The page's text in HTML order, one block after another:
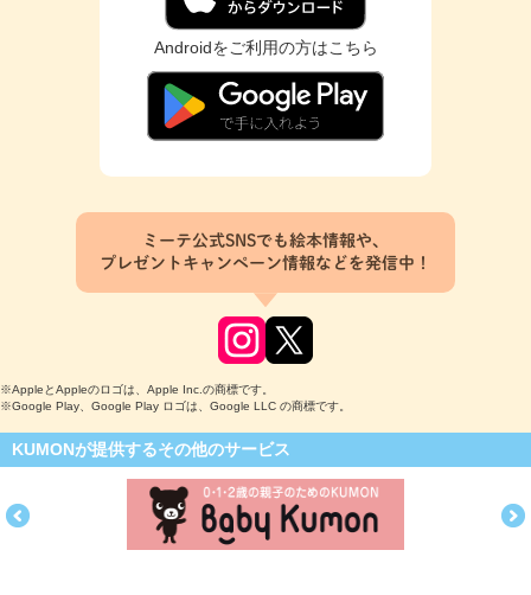
Androidをご利用の方はこちら
ミーテ公式SNSでも絵本情報や、
プレゼントキャンペーン情報などを発信中！
※AppleとAppleのロゴは、Apple Inc.の商標です。
※Google Play、Google Play ロゴは、Google LLC の商標です。
KUMONが提供するその他のサービス